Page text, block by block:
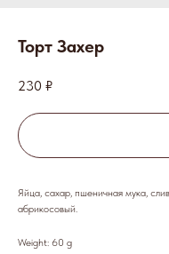
Торт Захер
230 ₽
Яйца, сахар, пшеничная мука,
абрикосовый.
Weight: 60 g